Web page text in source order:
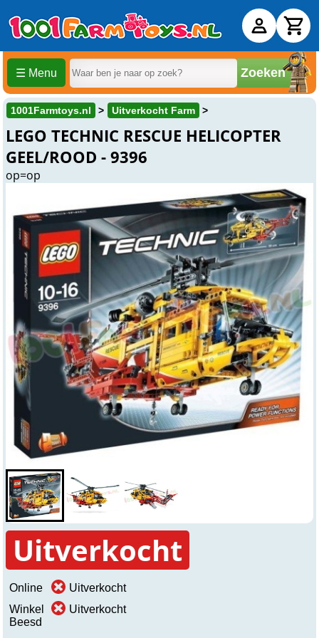
☰ Menu Zoeken
1001Farmtoys.nl Uitverkocht Farm
LEGO TECHNIC RESCUE HELICOPTER
GEEL/ROOD - 9396
op=op
Uitverkocht
Online
Uitverkocht
Winkel
Beesd
Uitverkocht